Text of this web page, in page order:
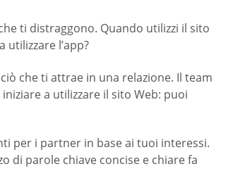
ti distraggono. Quando utilizzi il sito
l’app?
che ti attrae in una relazione. Il team
a utilizzare il sito Web: puoi
per i partner in base ai tuoi interessi.
di parole chiave concise e chiare fa